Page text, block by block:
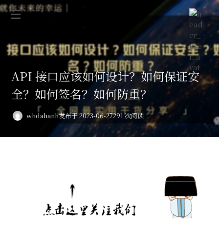
API 接口应该如何设计？如何保证安
全？如何签名？如何防重？
whdahanh发布于 2023-06-27291 次阅读